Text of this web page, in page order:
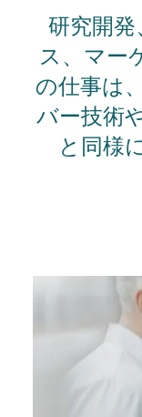
研究開
ス、マー
の仕事は
バー技術
と同様